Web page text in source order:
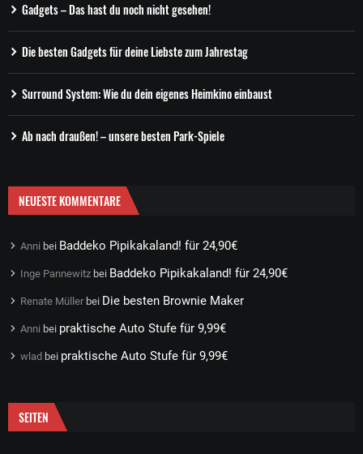
Gadgets – Das hast du noch nicht gesehen!
Die besten Gadgets für deine Liebste zum Jahrestag
Surround System: Wie du dein eigenes Heimkino einbaust
Ab nach draußen! – unsere besten Park-Spiele
NEUESTE KOMMENTARE
Anni bei Baddeko Pipikakaland! für 24,90€
Inge Pannewitz bei Baddeko Pipikakaland! für 24,90€
Renate Müller bei Die besten Brownie Maker
Anni bei praktische Auto Stufe für 9,99€
wlad bei praktische Auto Stufe für 9,99€
SEITEN